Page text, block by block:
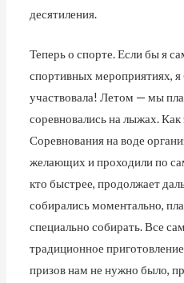
десятиления.
Теперь о спорте. Если бы я
спортивных мероприятиях,
участвовала! Летом — мы
соревновались на лыжах.
Соревнования на воде
желающих и проходили по
кто быстрее, продолжает
собирались моментально,
специально собирать. Все
традиционное
призов нам не нужно было,